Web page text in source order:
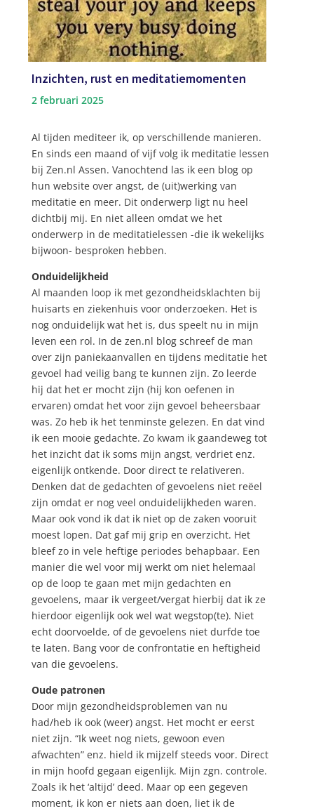
Inzichten, rust en meditatiemomenten
2 februari 2025
Al tijden mediteer ik, op verschillende manieren.
En sinds een maand of vijf volg ik meditatie lessen
bij Zen.nl Assen. Vanochtend las ik een blog op
hun website over angst, de (uit)werking van
meditatie en meer. Dit onderwerp ligt nu heel
dichtbij mij. En niet alleen omdat we het
onderwerp in de meditatielessen -die ik wekelijks
bijwoon- besproken hebben.
Onduidelijkheid
Al maanden loop ik met gezondheidsklachten bij
huisarts en ziekenhuis voor onderzoeken. Het is
nog onduidelijk wat het is, dus speelt nu in mijn
leven een rol. In de zen.nl blog schreef de man
over zijn paniekaanvallen en tijdens meditatie het
gevoel had veilig bang te kunnen zijn. Zo leerde
hij dat het er mocht zijn (hij kon oefenen in
ervaren) omdat het voor zijn gevoel beheersbaar
was. Zo heb ik het tenminste gelezen. En dat vind
ik een mooie gedachte. Zo kwam ik gaandeweg tot
het inzicht dat ik soms mijn angst, verdriet enz.
eigenlijk ontkende. Door direct te relativeren.
Denken dat de gedachten of gevoelens niet reëel
zijn omdat er nog veel onduidelijkheden waren.
Maar ook vond ik dat ik niet op de zaken vooruit
moest lopen. Dat gaf mij grip en overzicht. Het
bleef zo in vele heftige periodes behapbaar. Een
manier die wel voor mij werkt om niet helemaal
op de loop te gaan met mijn gedachten en
gevoelens, maar ik vergeet/vergat hierbij dat ik ze
hierdoor eigenlijk ook wel wat wegstop(te). Niet
echt doorvoelde, of de gevoelens niet durfde toe
te laten. Bang voor de confrontatie en heftigheid
van die gevoelens.
Oude patronen
Door mijn gezondheidsproblemen van nu
had/heb ik ook (weer) angst. Het mocht er eerst
niet zijn. “Ik weet nog niets, gewoon even
afwachten” enz. hield ik mijzelf steeds voor. Direct
in mijn hoofd gegaan eigenlijk. Mijn zgn. controle.
Zoals ik het ‘altijd’ deed. Maar op een gegeven
moment, ik kon er niets aan doen, liet ik de